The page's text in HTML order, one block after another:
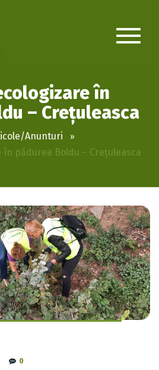
în
– Crețuleasca
Anunturi
pădurea Boldu – Crețuleasca
0